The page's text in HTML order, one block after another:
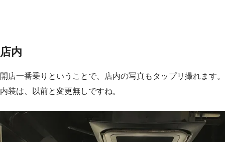
店内
開店一番乗りということで、店内の写真もタップリ撮れます。
内装は、以前と変更無しですね。